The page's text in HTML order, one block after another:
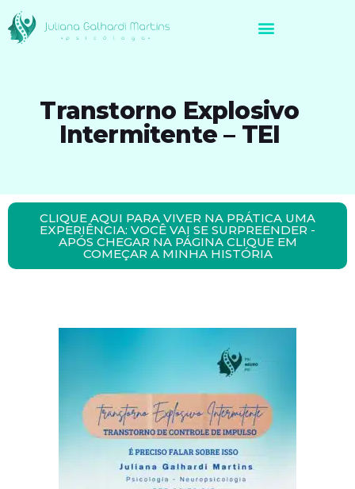
Transtorno Explosivo
Intermitente – TEI
CLIQUE AQUI PARA VIVER NA PRÁTICA UMA
EXPERIÊNCIA: VOCÊ VAI SE SURPREENDER -
APÓS CHEGAR NA PÁGINA CLIQUE EM
COMEÇAR A MINHA HISTÓRIA